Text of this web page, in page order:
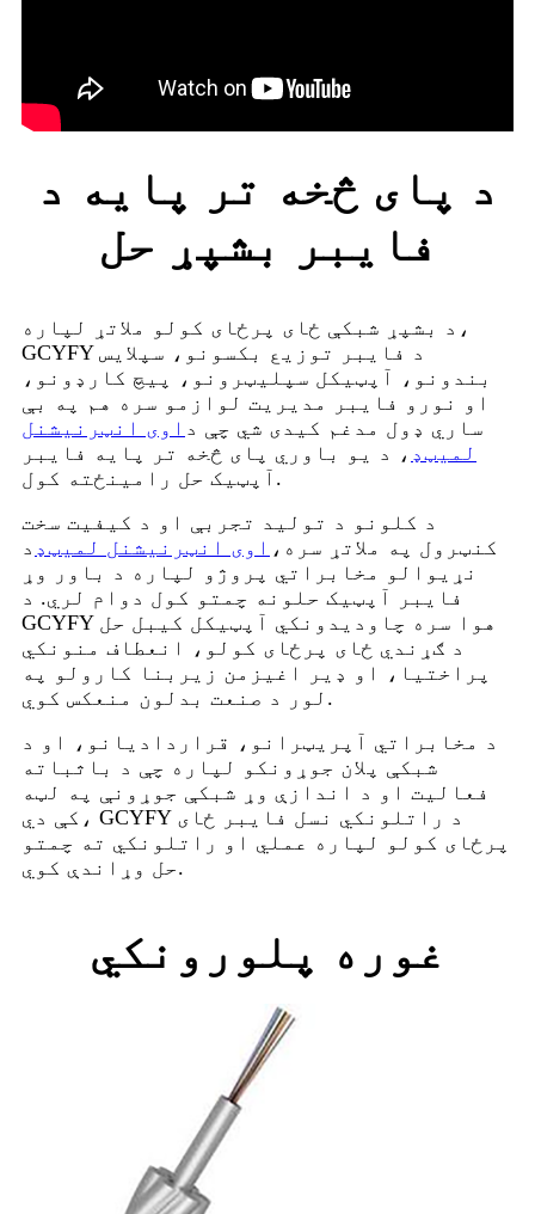
د پای څخه تر پایه د
فایبر بشپړ حل
د بشپړ شبکې ځای پرځای کولو ملاتړ لپاره،
GCYFY د فایبر توزیع بکسونو، سپلایس
بندونو، آپټیکل سپلیټرونو، پیچ کارډونو،
او نورو فایبر مدیریت لوازمو سره هم په بې
ساري ډول مدغم کیدی شي چې د اوی انټرنیشنل
لمیټډ ، د یو باوري پای څخه تر پایه فایبر
آپټیک حل رامینځته کول.
د کلونو د تولید تجربې او د کیفیت سخت
کنټرول په ملاتړ سره، اوی انټرنیشنل لمیټډ د
نړیوالو مخابراتي پروژو لپاره د باور وړ
فایبر آپټیک حلونه چمتو کول دوام لري. د
GCYFY هوا سره چاودیدونکي آپټیکل کیبل حل
د ګړندي ځای پرځای کولو، انعطاف منونکي
پراختیا، او ډیر اغیزمن زیربنا کارولو په
لور د صنعت بدلون منعکس کوي.
د مخابراتي آپریټرانو، قراردادیانو، او د
شبکې پلان جوړونکو لپاره چې د باثباته
فعالیت او د اندازې وړ شبکې جوړونې په لټه
کې دي، GCYFY د راتلونکي نسل فایبر ځای
پرځای کولو لپاره عملي او راتلونکي ته چمتو
حل وړاندې کوي.
غوره پلورونکي